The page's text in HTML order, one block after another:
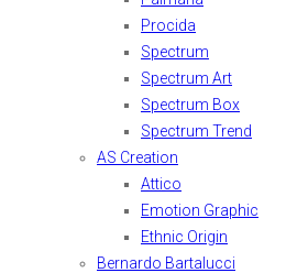
Procida
Spectrum
Spectrum Art
Spectrum Box
Spectrum Trend
AS Creation
Attico
Emotion Graphic
Ethnic Origin
Bernardo Bartalucci